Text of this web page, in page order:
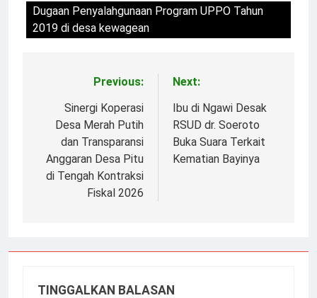
Dugaan Penyalahgunaan Program UPPO Tahun
2019 di desa kewagean
NavigasiPrevious:
Sinergi Koperasi
Desa Merah Putih
dan Transparansi
Anggaran Desa Pitu
di Tengah Kontraksi
Fiskal 2026
Next:
Ibu di Ngawi Desak
RSUD dr. Soeroto
Buka Suara Terkait
Kematian Bayinya
TINGGALKAN BALASAN